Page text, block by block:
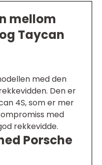
mellom
Taycan
med den
Den er
4S, som er mer
med
rekkevidde.
Porsche